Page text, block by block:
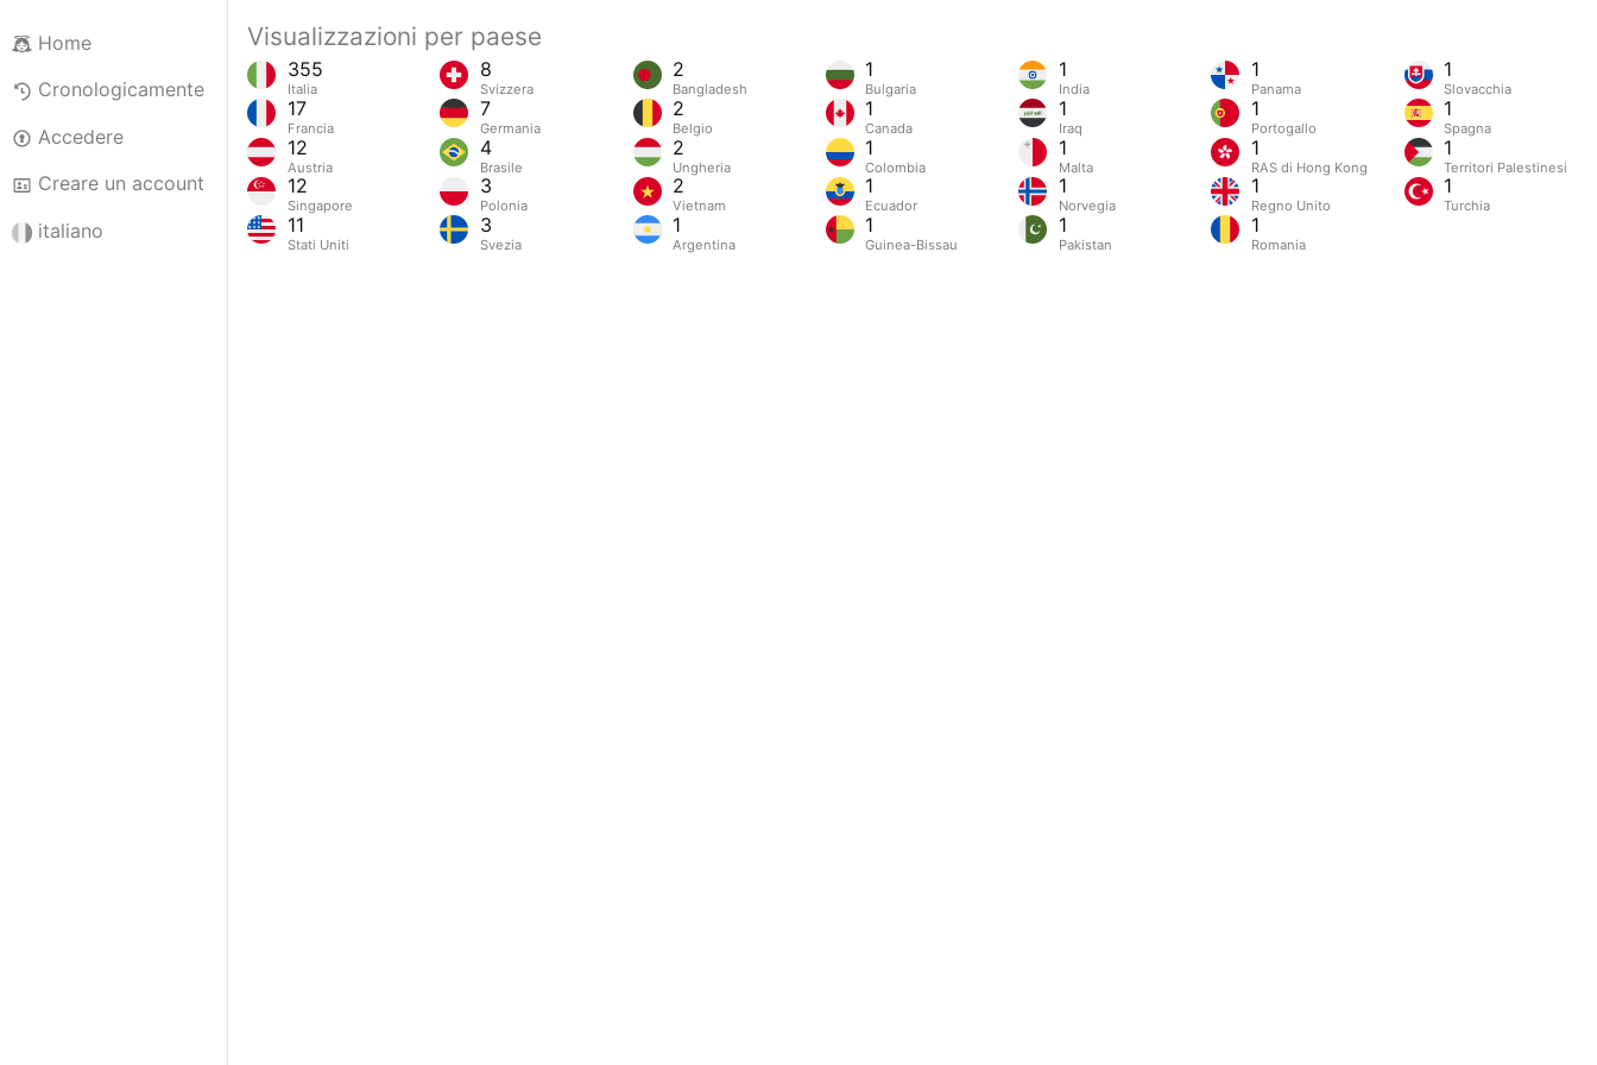
Home
Cronologicamente
Accedere
Creare un account
italiano
Visualizzazioni per paese
355
Italia
17
Francia
12
Austria
12
Singapore
11
Stati Uniti
8
Svizzera
7
Germania
4
Brasile
3
Polonia
3
Svezia
2
Bangladesh
2
Belgio
2
Ungheria
2
Vietnam
1
Argentina
1
Bulgaria
1
Canada
1
Colombia
1
Ecuador
1
Guinea-Bissau
1
India
1
Iraq
1
Malta
1
Norvegia
1
Pakistan
1
Panama
1
Portogallo
1
RAS di Hong Kong
1
Regno Unito
1
Romania
1
Slovacchia
1
Spagna
1
Territori Palestinesi
1
Turchia